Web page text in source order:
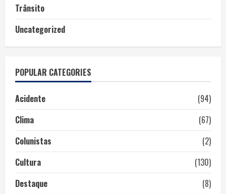
Trânsito
Uncategorized
POPULAR CATEGORIES
Acidente
(94)
Clima
(67)
Colunistas
(2)
Cultura
(130)
Destaque
(8)